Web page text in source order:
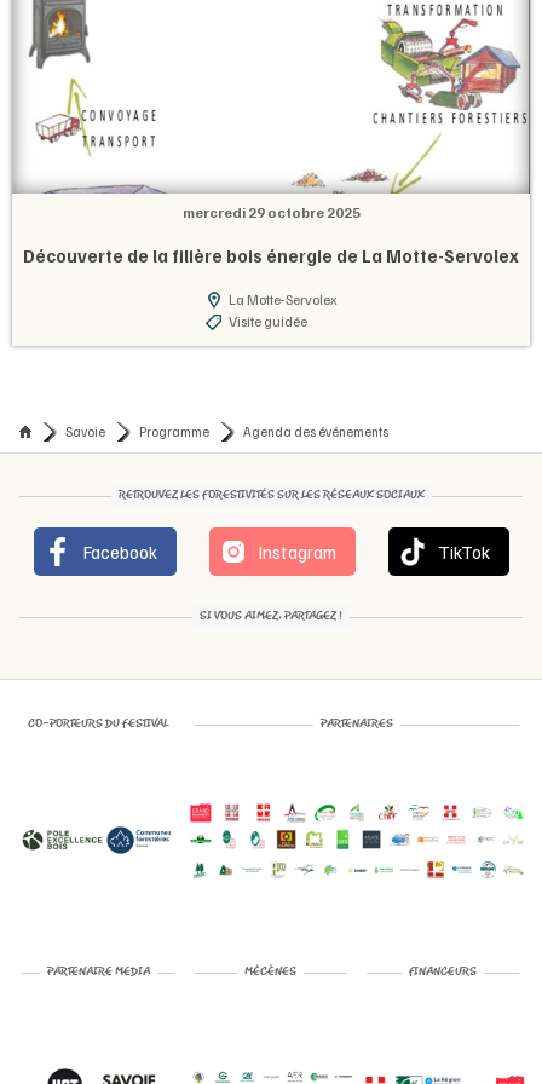
mercredi 29 octobre 2025
Découverte de la filière bois énergie de La Motte-Servolex
La Motte-Servolex
Visite guidée
Savoie Programme Agenda des événements
RETROUVEZ LES FORESTIVITÉS SUR LES RÉSEAUX SOCIAUX
Facebook Instagram TikTok
SI VOUS AIMEZ, PARTAGEZ !
CO-PORTEURS DU FESTIVAL PARTENAIRES
PARTENAIRE MEDIA MÉCÈNES FINANCEURS